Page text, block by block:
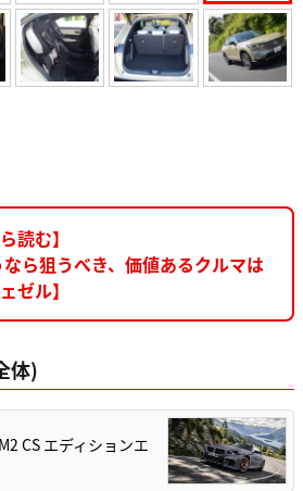
読む】
ら狙うべき、価値あるクルマは
ゼル】
体)
CS エディションエ